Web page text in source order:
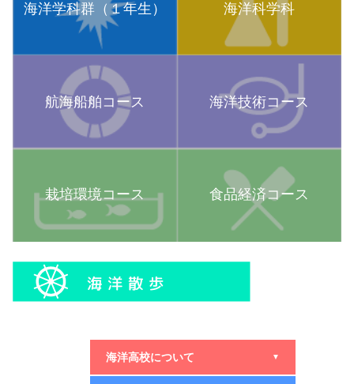
海洋学科群（１年生） 海洋科学科
航海船舶コース 海洋技術コース
栽培環境コース 食品経済コース
海洋高校について ▼